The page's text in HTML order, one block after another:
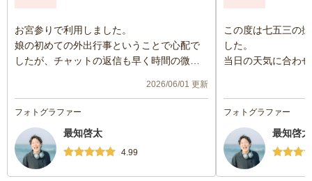
お宮参りで利用しました。
娘の初めての外出行事ということで心配で
したが、チャットの返信も早く時間の微調
撮影当日は周囲の方への配慮をしつつ、撮
という間の時間で楽しかったです。
また、仕上がりも神社や自然の力が活きた
写真が撮れて満足です！ありがとうござい
2026/06/01 更新
フォトグラファー
最知啓太
4.99
この度は七五三の
した。
当日の天気に合わ
来て、自分たちが
した！
納品数も多く納品
す。
フォトグラファー
最知啓太